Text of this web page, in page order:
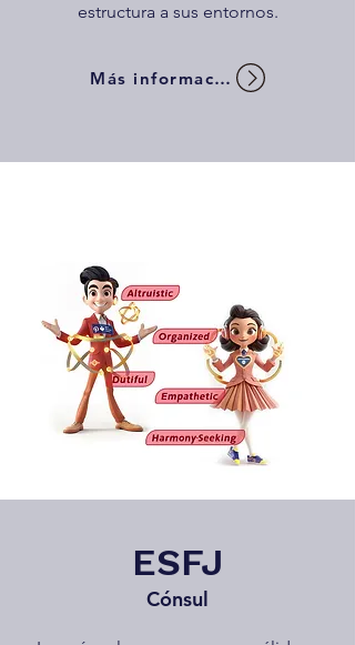
estructura a sus entornos.
Más información
ESFJ
Cónsul